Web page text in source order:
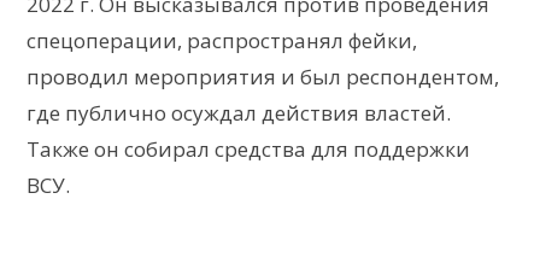
спецоперации, распространял фейки,
проводил мероприятия и был респондентом,
где публично осуждал действия властей.
Также он собирал средства для поддержки
ВСУ.